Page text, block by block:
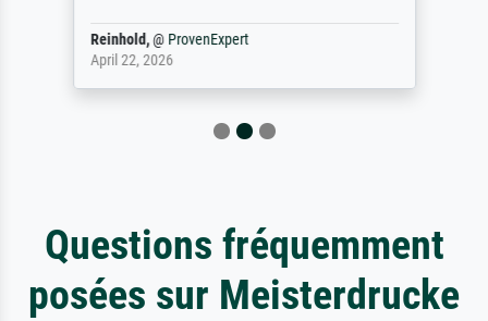
Reinhold,@ ProvenExpert
April 22, 2026
Questions fréquemment
posées sur Meisterdrucke